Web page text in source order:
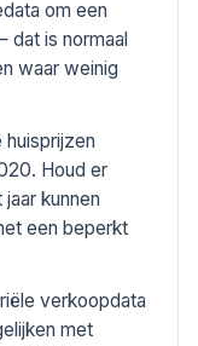
om een
is normaal
waar weinig
Houd er
kunnen
een beperkt
verkoopdata
met